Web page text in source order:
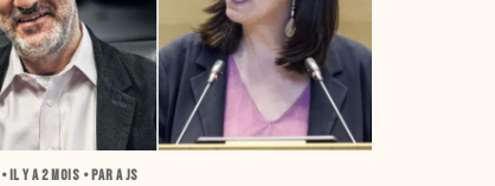
• IL Y A2 MOIS • PAR A JS